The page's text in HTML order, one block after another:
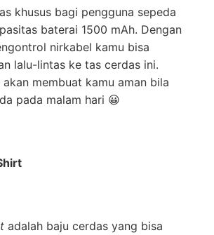
khusus bagi pengguna sepeda
baterai 1500 mAh. Dengan
nirkabel kamu bisa
lalu-lintas ke tas cerdas ini.
membuat kamu aman bila
pada malam hari 😀
adalah baju cerdas yang bisa